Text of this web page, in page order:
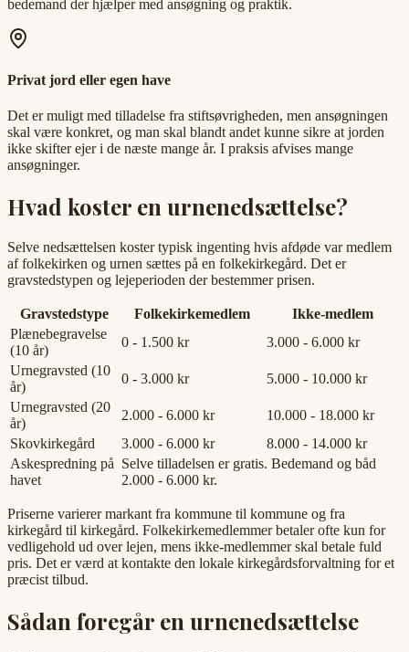
bedemand der hjælper med ansøgning og praktik.
Privat jord eller egen have
Det er muligt med tilladelse fra stiftsøvrigheden, men ansøgningen
skal være konkret, og man skal blandt andet kunne sikre at jorden
ikke skifter ejer i de næste mange år. I praksis afvises mange
ansøgninger.
Hvad koster en urnenedsættelse?
Selve nedsættelsen koster typisk ingenting hvis afdøde var medlem
af folkekirken og urnen sættes på en folkekirkegård. Det er
gravstedstypen og lejeperioden der bestemmer prisen.
Gravstedstype Folkekirkemedlem
Ikke-medlem
Plænebegravelse
(10 år)
0 - 1.500 kr
3.000 - 6.000 kr
Urnegravsted (10
år)
0 - 3.000 kr
5.000 - 10.000 kr
Urnegravsted (20
år)
2.000 - 6.000 kr
10.000 - 18.000 kr
Skovkirkegård
3.000 - 6.000 kr
8.000 - 14.000 kr
Askespredning på
havet
Selve tilladelsen er gratis. Bedemand og båd
2.000 - 6.000 kr.
Priserne varierer markant fra kommune til kommune og fra
kirkegård til kirkegård. Folkekirkemedlemmer betaler ofte kun for
vedligehold ud over lejen, mens ikke-medlemmer skal betale fuld
pris. Det er værd at kontakte den lokale kirkegårdsforvaltning for et
præcist tilbud.
Sådan foregår en urnenedsættelse